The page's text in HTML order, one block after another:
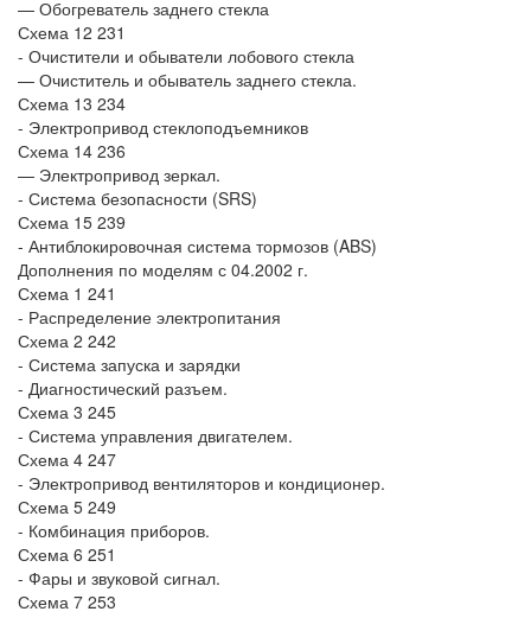
— Обогреватель заднего стекла
Схема 12 231
- Очистители и обыватели лобового стекла
— Очиститель и обыватель заднего стекла.
Схема 13 234
- Электропривод стеклоподъемников
Схема 14 236
— Электропривод зеркал.
- Система безопасности (SRS)
Схема 15 239
- Антиблокировочная система тормозов (ABS)
Дополнения по моделям с 04.2002 г.
Схема 1 241
- Распределение электропитания
Схема 2 242
- Система запуска и зарядки
- Диагностический разъем.
Схема 3 245
- Система управления двигателем.
Схема 4 247
- Электропривод вентиляторов и кондиционер.
Схема 5 249
- Комбинация приборов.
Схема 6 251
- Фары и звуковой сигнал.
Схема 7 253